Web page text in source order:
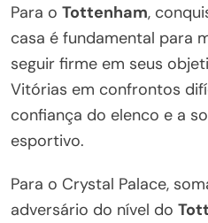
Para o Tottenham,
casa é fundamental para
seguir firme em seus
Vitórias em confrontos
confiança do elenco e a
esportivo.
Para o Crystal Palace,
adversário do nível do